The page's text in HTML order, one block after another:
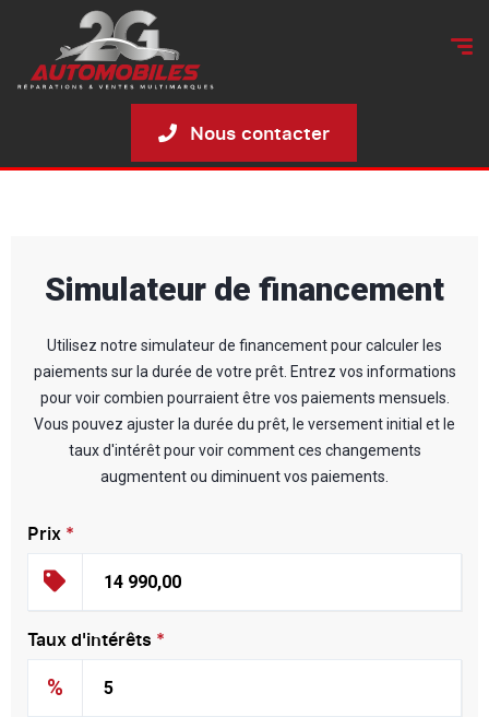
Nous contacter
Simulateur de financement
Utilisez notre simulateur de financement pour calculer les
paiements sur la durée de votre prêt. Entrez vos informations
pour voir combien pourraient être vos paiements mensuels.
Vous pouvez ajuster la durée du prêt, le versement initial et le
taux d'intérêt pour voir comment ces changements
augmentent ou diminuent vos paiements.
Prix *
Taux d'intérêts *
%